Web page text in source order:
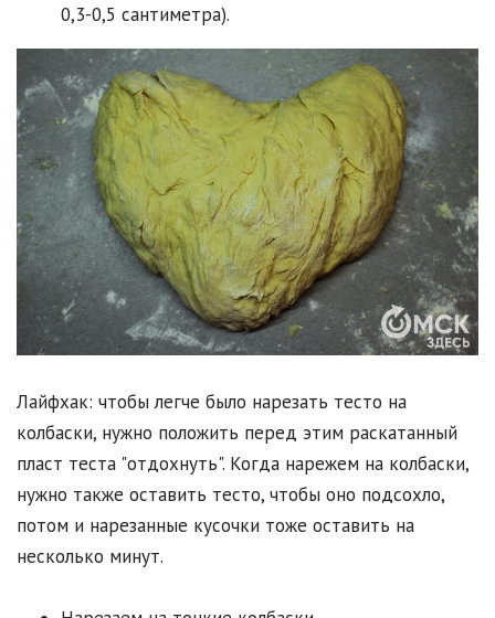
0,3-0,5 сантиметра).
Лайфхак: чтобы легче было нарезать тесто на
колбаски, нужно положить перед этим раскатанный
пласт теста "отдохнуть". Когда нарежем на колбаски,
нужно также оставить тесто, чтобы оно подсохло,
потом и нарезанные кусочки тоже оставить на
несколько минут.